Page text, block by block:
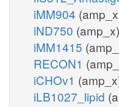
iMM904
iND750 (amp_x)
iMM1415
RECON1
iCHOv1
iLB1027_lipid